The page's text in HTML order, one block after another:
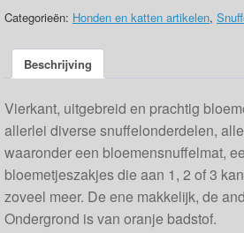
bloemen
aantal
Categorieën: Honden en katten artikelen,
Beschrijving
Vierkant, uitgebreid en prachtig
allerlei diverse snuffelonderdelen,
waaronder een bloemensnuffelmat,
bloemetjeszakjes die aan 1, 2 of 3
zoveel meer. De ene makkelijk, de
Ondergrond is van oranje badstof.